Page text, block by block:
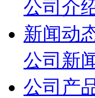
公司介
新闻动
公司新
公司产